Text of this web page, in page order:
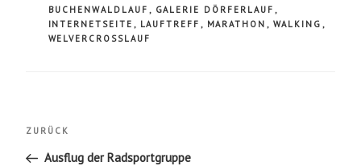
BUCHENWALDLAUF , GALERIE DÖRFERLAUF ,
INTERNETSEITE , LAUFTREFF , MARATHON , WALKING ,
WELVERCROSSLAUF
Vorheriger
Beitrag
ZURÜCK
Ausflug der Radsportgruppe